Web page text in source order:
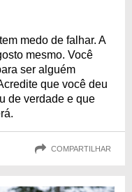
medo de falhar. A
mesmo. Você
ser alguém
que você deu
de verdade e que
COMPARTILHAR